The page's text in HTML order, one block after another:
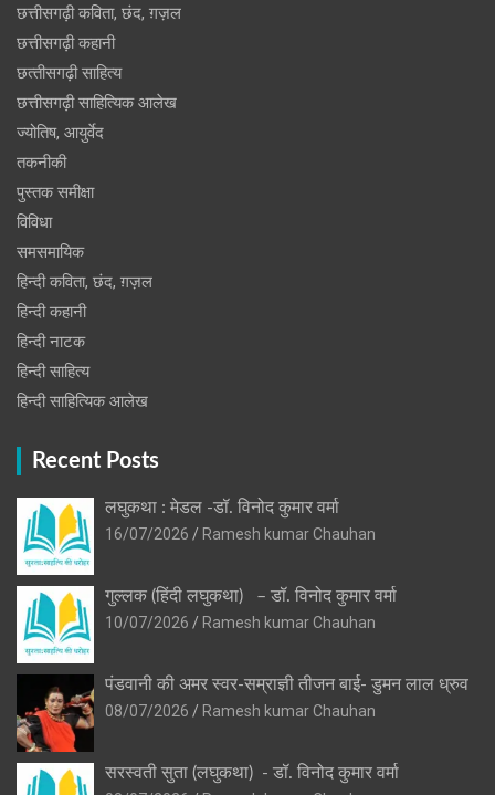
छत्तीसगढ़ी कविता, छंद, ग़ज़ल
छत्तीसगढ़ी कहानी
छत्‍तीसगढ़ी साहित्‍य
छत्तीसगढ़ी साहित्यिक आलेख
ज्योतिष, आयुर्वेद
तकनीकी
पुस्‍तक समीक्षा
विविधा
समसमायिक
हिन्दी कविता, छंद, ग़ज़ल
हिन्दी कहानी
हिन्‍दी नाटक
हिन्दी साहित्य
हिन्दी साहित्यिक आलेख
Recent Posts
लघुकथा : मेडल -डॉ. विनोद कुमार वर्मा
16/07/2026
Ramesh kumar Chauhan
गुल्लक (हिंदी लघुकथा) – डॉ. विनोद कुमार वर्मा
10/07/2026
Ramesh kumar Chauhan
पंडवानी की अमर स्वर-सम्राज्ञी तीजन बाई- डुमन लाल ध्रुव
08/07/2026
Ramesh kumar Chauhan
सरस्वती सुता (लघुकथा) ​- डॉ. विनोद कुमार वर्मा